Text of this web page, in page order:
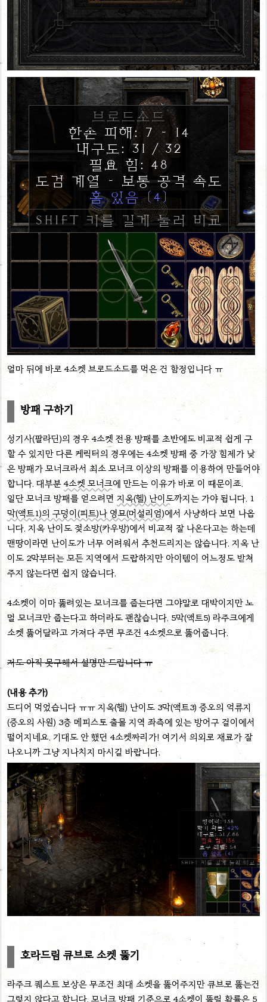
얼마 뒤에 바로 4소켓 브로드소드를 먹은 건 함정입니다 ㅠ
방패 구하기
성기사(팔라딘)의 경우 4소켓 전용 방패를 초반에도 비교적 쉽게 구
할 수 있지만 다른 케릭터의 경우에는 4소켓 방패 중 가장 힘제가 낮
은 방패가 모너크라서 최소 모너크 이상의 방패를 이용하여 만들어야
합니다. 대부분 4소켓 모너크에 만드는 이유가 바로 이 때문이죠.
일단 모너크 방패를 얻으려면 지옥(헬) 난이도까지는 가야 됩니다. 1
막(액트1)의 구덩이(피트)나 영묘(머설리엄)에서 사냥하다 보면 나옵
니다. 지옥 난이도 젖소방(카우방)에서 비교적 잘 나온다고는 하는데
맨땅이라면 난이도가 너무 어려워서 추천드리지는 않습니다. 지옥 난
이도 2막부터는 모든 지역에서 드랍하지만 아이템이 어느정도 받쳐
주지 않는다면 쉽지 않습니다.
4소켓이 이마 뚫려있는 모너크를 줍는다면 그야말로 대박이지만 노
멀 모너크만 줍는다고 하더라도 괜찮습니다. 5막(액트5) 라주크에게
소켓 뚫어달라고 가져다 주면 무조건 4소켓으로 뚫어줍니다.
저도 아직 못구해서 설명만 드립니다 ㅠ
(내용 추가)
드디어 먹었습니다 ㅠㅠ 지옥(헬) 난이도 3막(액트3) 증오의 억류지
(증오의 사원) 3층 메피스토 출몰 지역 좌측에 있는 방어구 걸이에서
떨어지네요. 기대도 안 했던 4소켓짜리가! 여기서 의외로 재료가 잘
나오니까 그냥 지나치지 마시길 바랍니다.
호라드림 큐브로 소켓 뚫기
라주크 퀘스트 보상은 무조건 최대 소켓을 뚫어주지만 큐브로 뚫는건
그렇지 않다고 합니다. 모너크 방패 기준으로 4소켓이 뚫릴 확률은 5